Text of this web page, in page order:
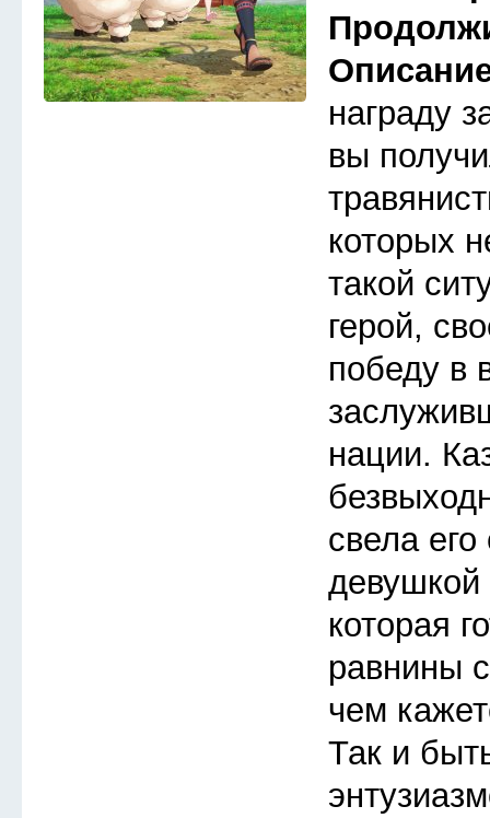
награду
вы
которых
такой
герой,
победу в
нации.
свела его
которая
равнины
чем
Так и